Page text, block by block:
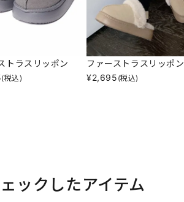
トラスリッポン
(税込)
ファーストラスリッポン
¥2,695 (税込)
ックしたアイテム